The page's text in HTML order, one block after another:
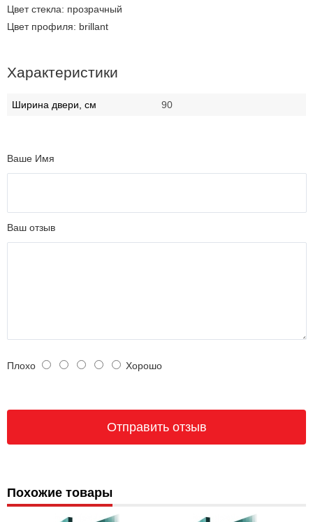
Цвет стекла: прозрачный
Цвет профиля: brillant
Характеристики
Ширина двери, см 90
Ваше Имя
Ваш отзыв
Плохо Хорошо
Похожие товары